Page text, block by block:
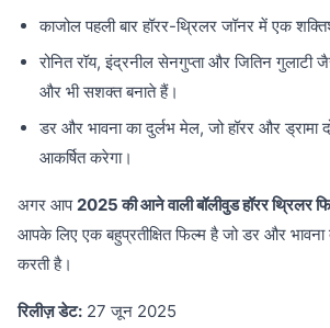
काजोल पहली बार हॉरर-थ्रिलर जॉनर में एक
रोनित रॉय, इंद्रनील सेनगुप्ता और जितिन गुलाटी
और भी सशक्त बनाते हैं।
डर और भावना का दुर्लभ मेल, जो हॉरर और ड्रामा
आकर्षित करेगा।
अगर आप2025 की आने वाली बॉलीवुड हॉरर थ्रिलर
आपके लिए एक बहुप्रतीक्षित फिल्म है जो डर और
करती है।
रिलीज़ डेट: 27 जून 2025